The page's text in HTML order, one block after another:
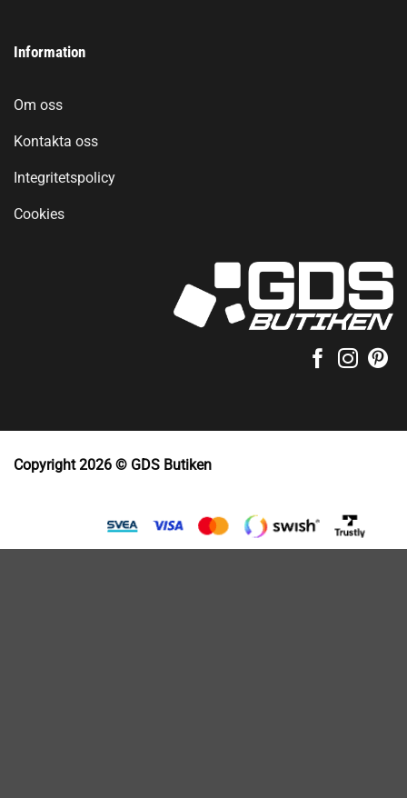
Information
Om oss
Kontakta oss
Integritetspolicy
Cookies
Copyright 2026 © GDS Butiken